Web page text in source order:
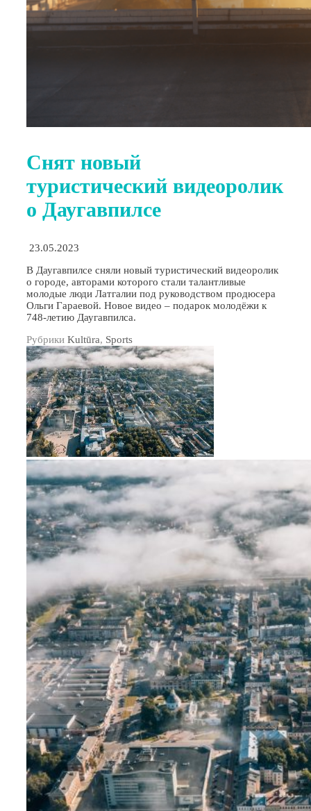
Снят новый
туристический видеоролик
о Даугавпилсе
23.05.2023
В Даугавпилсе сняли новый туристический видеоролик
о городе, авторами которого стали талантливые
молодые люди Латгалии под руководством продюсера
Ольги Гараевой. Новое видео – подарок молодёжи к
748-летию Даугавпилса.
Рубрики Kultūra, Sports